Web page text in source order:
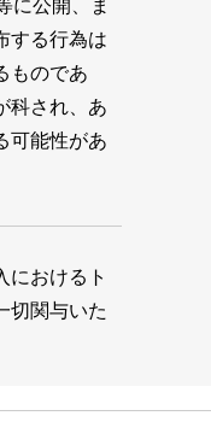
に公開、ま
する行為は
ものであ
科され、あ
可能性があ
におけるト
切関与いた